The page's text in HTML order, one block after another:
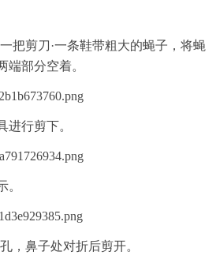
把剪刀·一条鞋带粗大的蝇子，将蝇
端部分空着。
进行剪下。
。
，鼻子处对折后剪开。